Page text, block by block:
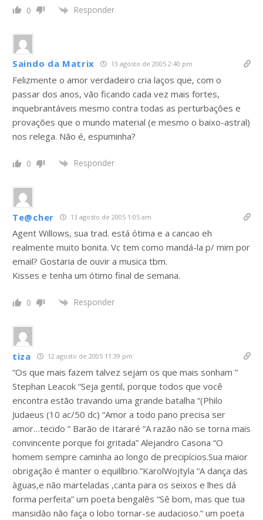
0 Responder
Saindo da Matrix 13 agosto de 2005 2:40 pm
Felizmente o amor verdadeiro cria laços que, com o
passar dos anos, vão ficando cada vez mais fortes,
inquebrantáveis mesmo contra todas as perturbações e
provações que o mundo material (e mesmo o baixo-astral)
nos relega. Não é, espuminha?
0 Responder
Te@cher 13 agosto de 2005 1:05 am
Agent Willows, sua trad. está ótima e a cancao eh
realmente muito bonita. Vc tem como mandá-la p/ mim por
email? Gostaria de ouvir a musica tbm.
Kisses e tenha um ótimo final de semana.
0 Responder
tiza 12 agosto de 2005 11:39 pm
“Os que mais fazem talvez sejam os que mais sonham ”
Stephan Leacok “Seja gentil, porque todos que você
encontra estão travando uma grande batalha “(Philo
Judaeus (10 ac/50 dc) “Amor a todo pano precisa ser
amor…tecido ” Barão de Itararé “A razão não se torna mais
convincente porque foi gritada” Alejandro Casona “O
homem sempre caminha ao longo de precipícios.Sua maior
obrigação é manter o equilíbrio.”KarolWojtyla “A dança das
àguas,e não marteladas ,canta para os seixos e lhes dá
forma perfeita” um poeta bengalês “Sê bom, mas que tua
mansidão não faça o lobo tornar-se audacioso.” um poeta